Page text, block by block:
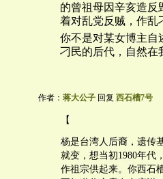
的曾祖母因辛亥造反
着对乱党反贼，作乱
你不是对某女博主自
刁民的后代，自然在
作者： 蒋大公子 回复 西石槽7号
【
杨是台湾人后裔，遗传
就变，想当初1980年代
作祖宗供起来。你西石